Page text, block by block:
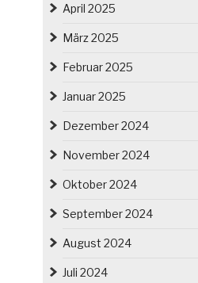
April 2025
März 2025
Februar 2025
Januar 2025
Dezember 2024
November 2024
Oktober 2024
September 2024
August 2024
Juli 2024